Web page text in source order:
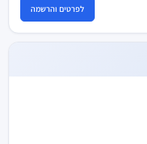
לפרטים והרשמה